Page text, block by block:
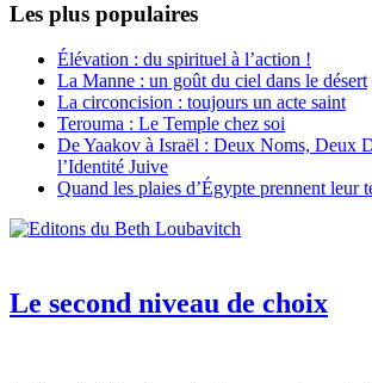
Les plus populaires
Élévation : du spirituel à l’action !
La Manne : un goût du ciel dans le désert
La circoncision : toujours un acte saint
Terouma : Le Temple chez soi
De Yaakov à Israël : Deux Noms, Deux
l’Identité Juive
Quand les plaies d’Égypte prennent leur
Le second niveau de choix